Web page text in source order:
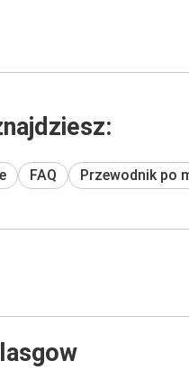
FAQ Przewodnik po